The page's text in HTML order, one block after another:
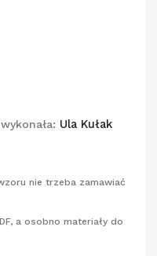
Ula Kułak
nie trzeba zamawiać
a osobno materiały do